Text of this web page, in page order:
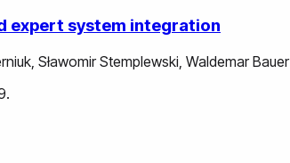
expert system integration
, Sławomir Stemplewski, Waldemar Bauer